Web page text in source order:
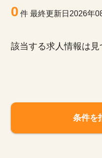
サイトの使い方
就職サポート
0 件最終更新日2026年
該当する求人情報は見
条件を
九州・沖縄